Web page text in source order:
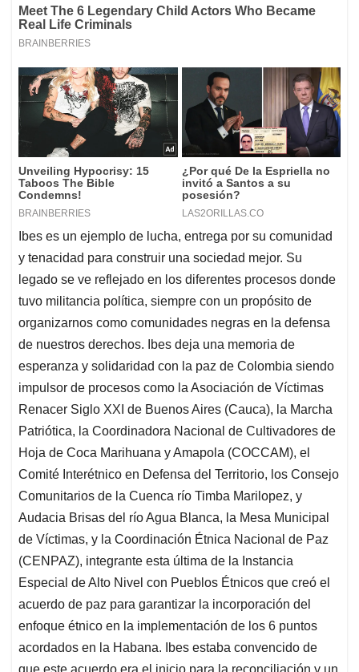
Ibes es un ejemplo de lucha, entrega por su comunidad
y tenacidad para construir una sociedad mejor. Su
legado se ve reflejado en los diferentes procesos donde
tuvo militancia política, siempre con un propósito de
organizarnos como comunidades negras en la defensa
de nuestros derechos. Ibes deja una memoria de
esperanza y solidaridad con la paz de Colombia siendo
impulsor de procesos como la Asociación de Víctimas
Renacer Siglo XXI de Buenos Aires (Cauca), la Marcha
Patriótica, la Coordinadora Nacional de Cultivadores de
Hoja de Coca Marihuana y Amapola (COCCAM), el
Comité Interétnico en Defensa del Territorio, los Consejo
Comunitarios de la Cuenca río Timba Marilopez, y
Audacia Brisas del río Agua Blanca, la Mesa Municipal
de Víctimas, y la Coordinación Étnica Nacional de Paz
(CENPAZ), integrante esta última de la Instancia
Especial de Alto Nivel con Pueblos Étnicos que creó el
acuerdo de paz para garantizar la incorporación del
enfoque étnico en la implementación de los 6 puntos
acordados en la Habana. Ibes estaba convencido de
que este acuerdo era el inicio para la reconciliación y un